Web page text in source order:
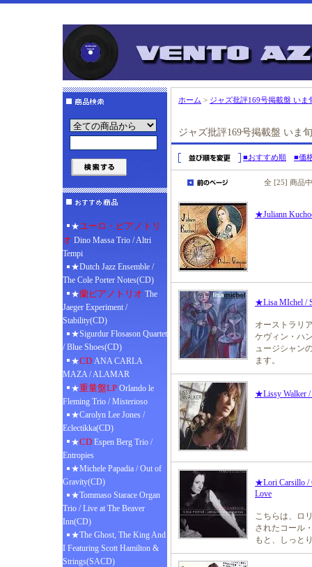
★ユーロ・ピアノトリ
オ Dino Massa Trio / Altri
Tempi
★Dutch Jazz Ensemble /
The Cole Porter Notes(CD)
★蘭ピアノトリオ The
Jaeger Experiment /
Stability(CD)
★Sigurdur Flosason Quartet
/ Blue Shoes(CD)
★CD ANA CARLA
MAZA / ALAMAR
★重量盤LP Orlando le
Fleming Trio / Misterioso
★Carolyn Lee Jones /
Eclectikka(CD)
★CD Espen Berg Trio /
Entropies
★Michele Papadia / Out of
Gravity(CD)
★Tommaso Starace Organ
Trio / Live at The Beaver
Inn(CD)
★The Ghost, The King And
I Featuring Scott Hamilton &
Strings(SACD)
ホーム > ジャズ批評169号掲載盤 いま
ジャズ批評169号掲載盤 いま
■おすすめ順 ■価
全 [25] 商品
★Juliann
★Lisa MIchel /
オーストラリ
ケヴィン・ハ
ュージシャン
ます。
★Lissy Walker /
★Lori Carsillo /
Love
こちらは、ロ
されたコール
もと、しっと